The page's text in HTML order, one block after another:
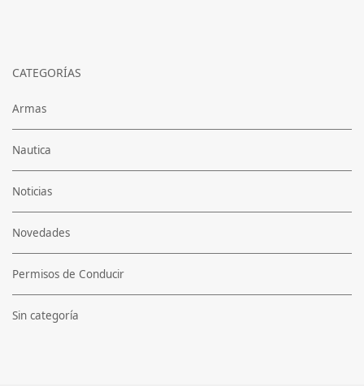
CATEGORÍAS
Armas
Nautica
Noticias
Novedades
Permisos de Conducir
Sin categoría